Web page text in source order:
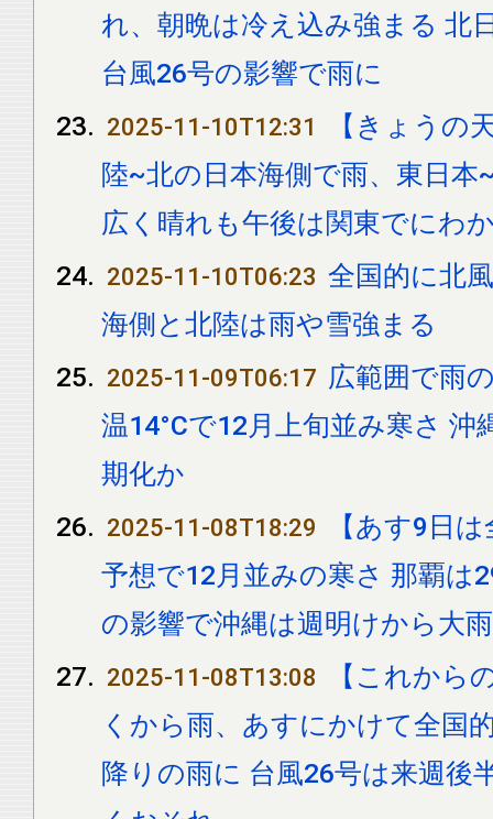
れ、朝晩は冷え込み強まる 北
台風26号の影響で雨に
2025-11-10T12:31
【きょうの
陸~北の日本海側で雨、東日本
広く晴れも午後は関東でにわ
2025-11-10T06:23 全国的に北
海側と北陸は雨や雪強まる
2025-11-09T06:17 広範囲で雨
温14°Cで12月上旬並み寒さ 沖
期化か
2025-11-08T18:29
【あす9日
予想で12月並みの寒さ 那覇は
の影響で沖縄は週明けから大
2025-11-08T13:08
【これから
くから雨、あすにかけて全国
降りの雨に 台風26号は来週後